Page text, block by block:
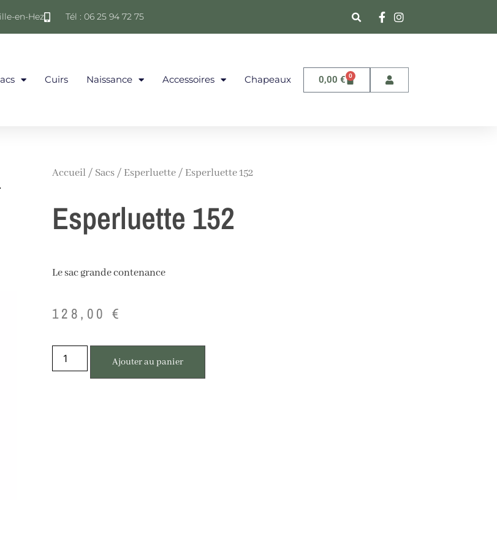
en-Hez Tél : 06 25 94 72 75
Cuirs Naissance Accessoires Chapeaux 0,00 € 0
Accueil / Sacs / Esperluette / Esperluette 152
Esperluette 152
Le sac grande contenance
128,00 €
Ajouter au panier